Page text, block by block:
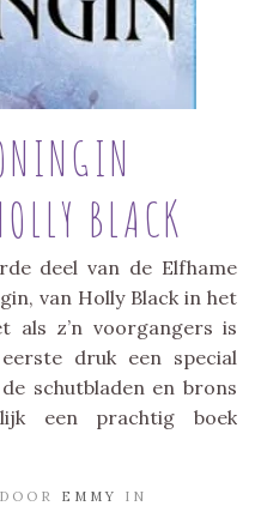
BLACK
deel van de Elfhame
van Holly Black in het
als z’n voorgangers is
druk een special
schutbladen en brons
een prachtig boek
EMMY
IN